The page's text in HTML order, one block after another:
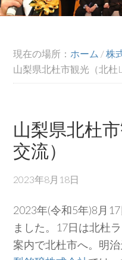
現在の場所： ホーム /株
山梨県北杜市観光（北杜
山梨県北杜
交流）
2023年8月18日
2023年(令和5年)8月
ました。17日は北杜
案内で北杜市へ。明